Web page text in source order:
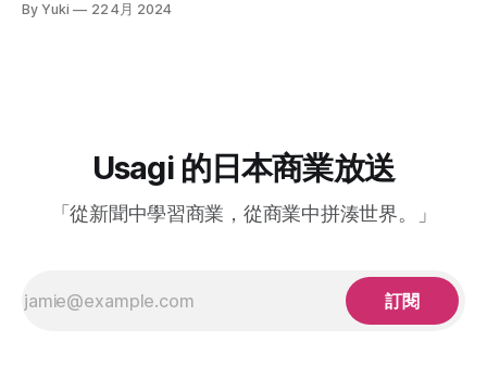
業版的GENDA—食品關聯 M&A 為主業務的 YOSHIMURA
高。雖然在日本國內的營業額較前期稍微減少了2%，但在中
國市場的復甦以及北美和歐洲市場的良好表現下，整體業績仍
億日幣。 我想迅銷的經營模式應該有很多人討論過了，但今
鬆政
By Yuki 22 4月 2024
Usagi 的日本商業放送
「從新聞中學習商業，從商業中拼湊世界。」
訂閱